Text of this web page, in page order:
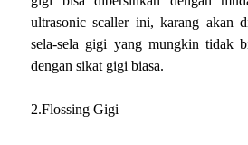
ultrasonic scaller ini, karang akan
sela-sela gigi yang mungkin tidak
dengan sikat gigi biasa.
2.Flossing Gigi